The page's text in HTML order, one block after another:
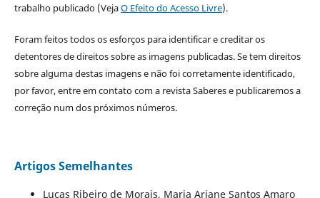
trabalho publicado (VejaO Efeito do Acesso Livre).
Foram feitos todos os esforços para identificar e creditar os
detentores de direitos sobre as imagens publicadas. Se tem direitos
sobre alguma destas imagens e não foi corretamente identificado,
por favor, entre em contato com a revista Saberes e publicaremos a
correção num dos próximos números.
Artigos Semelhantes
Lucas Ribeiro de Morais, Maria Ariane Santos Amaro